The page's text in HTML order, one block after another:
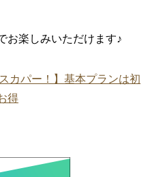
お楽しみいただけます♪
スカパー！】基本プランは初
得